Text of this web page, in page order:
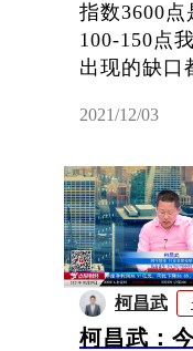
指数3600
100-150点
出现的缺口
2021/12/03
柯昌武
柯昌武：